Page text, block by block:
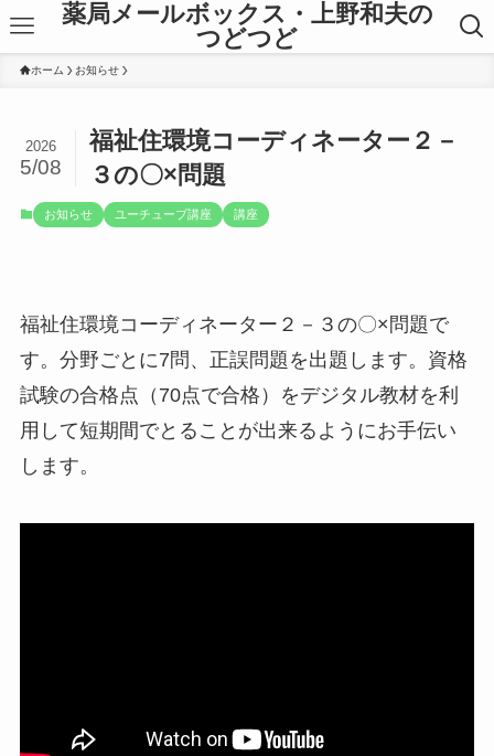
薬局メールボックス・上野和夫の
つどつど
ホーム お知らせ
福祉住環境コーディネーター２－
３の〇×問題
2026
5/08
お知らせ ユーチューブ講座 講座
福祉住環境コーディネーター２－３の〇×問題で
す。分野ごとに7問、正誤問題を出題します。資格
試験の合格点（70点で合格）をデジタル教材を利
用して短期間でとることが出来るようにお手伝い
します。